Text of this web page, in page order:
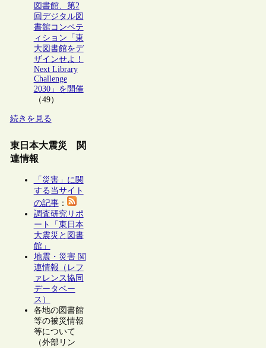
図書館、第2
回デジタル図
書館コンペテ
ィション「東
大図書館をデ
ザインせよ！
Next Library
Challenge
2030」を開催
（49）
続きを見る
東日本大震災 関
連情報
「災害」に関
する当サイト
の記事：
調査研究リポ
ート「東日本
大震災と図書
館」
地震・災害 関
連情報（レフ
ァレンス協同
データベー
ス）
各地の図書館
等の被災情報
等について
（外部リン